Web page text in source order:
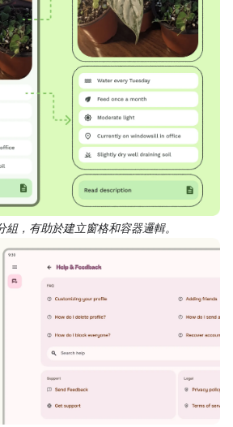
組，有助於建立窗格和容器邏輯。